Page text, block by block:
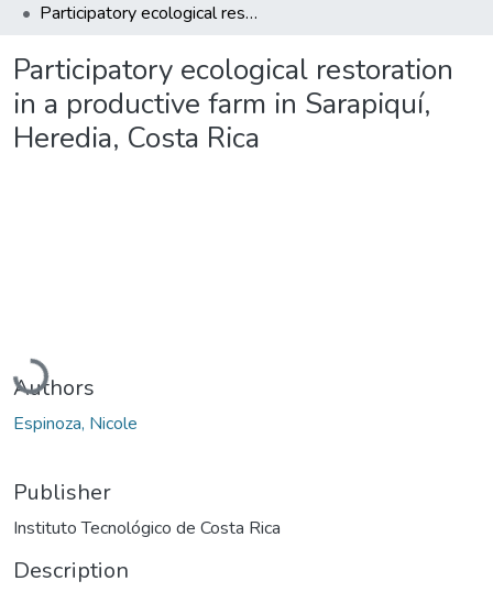
Participatory ecological restoration in a productive farm in Sarapiquí, Heredia, Costa Rica
Participatory ecological restoration
in a productive farm in Sarapiquí,
Heredia, Costa Rica
Loading...
Authors
Espinoza, Nicole
Publisher
Instituto Tecnológico de Costa Rica
Description